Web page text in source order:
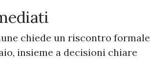
chiede un riscontro formale
insieme a decisioni chiare